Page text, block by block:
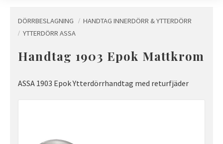
DÖRRBESLAGNING
HANDTAG INNERDÖRR & YTTERDÖRR
YTTERDÖRR ASSA
Handtag 1903 Epok Mattkrom
ASSA 1903 Epok Ytterdörrhandtag med returfjäder